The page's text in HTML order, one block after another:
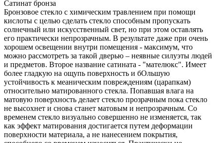
Сатинат бронза
Бронзовое стекло с химическим травлением при помощи
кислоты с целью сделать стекло способным пропускать
солнечный или искусственный свет, но при этом оставлять
его практически непрозрачным. В результате даже при очень
хорошем освещении внутри помещения - максимум, что
можно рассмотреть за такой дверью – неявные силуэты людей
и предметов. Второе название сатината - "мателюкс". Имеет
более гладкую на ощупь поверхность и бОльшую
устойчивость к меаническим повреждениям (царапкам)
относительно матированного стекла. Попавшая влага на
матовую поверхность делает стекло прозрачным пока стекло
не высохнет и снова станет матовым и непрозрачным. Со
временем стекло визуально совершенно не изменяется, так
как эффект матирования достигается путем деформации
поверхности материала, а не нанесением покрытия,